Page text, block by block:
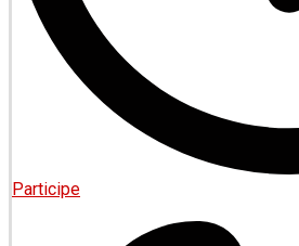
Participe